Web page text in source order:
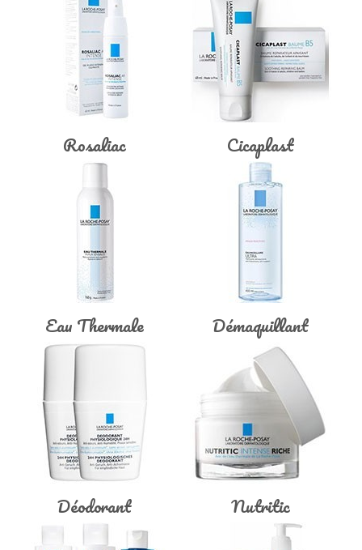
Rosaliac Cicaplast
Eau Thermale Démaquillant
Déodorant Nutritic